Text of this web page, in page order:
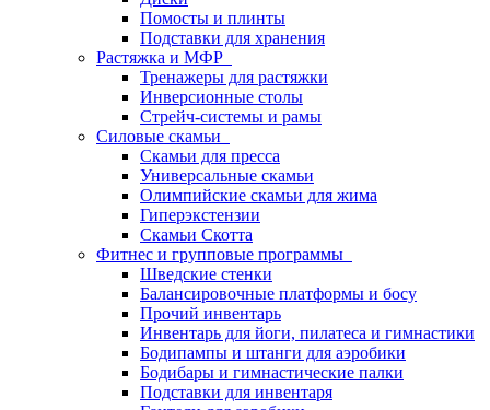
Помосты и плинты
Подставки для хранения
Растяжка и МФР
Тренажеры для растяжки
Инверсионные столы
Стрейч-системы и рамы
Силовые скамьи
Скамьи для пресса
Универсальные скамьи
Олимпийские скамьи для жима
Гиперэкстензии
Скамьи Скотта
Фитнес и групповые программы
Шведские стенки
Балансировочные платформы и босу
Прочий инвентарь
Инвентарь для йоги, пилатеса и гимнастики
Бодипампы и штанги для аэробики
Бодибары и гимнастические палки
Подставки для инвентаря